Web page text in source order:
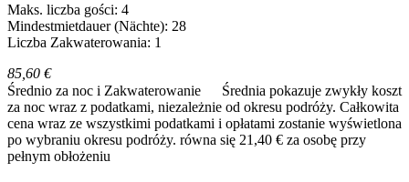
Maks. liczba gości: 4
Mindestmietdauer (Nächte): 28
Liczba Zakwaterowania: 1
85,60 €
Średnio za noc i Zakwaterowanie
Średnia pokazuje zwykły koszt
za noc wraz z podatkami, niezależnie od okresu podróży. Całkowita
cena wraz ze wszystkimi podatkami i opłatami zostanie wyświetlona
po wybraniu okresu podróży. równa się 21,40 € za osobę przy
pełnym obłożeniu